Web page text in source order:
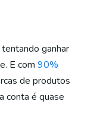
ganhar
E com 90%
de produtos
conta é quase